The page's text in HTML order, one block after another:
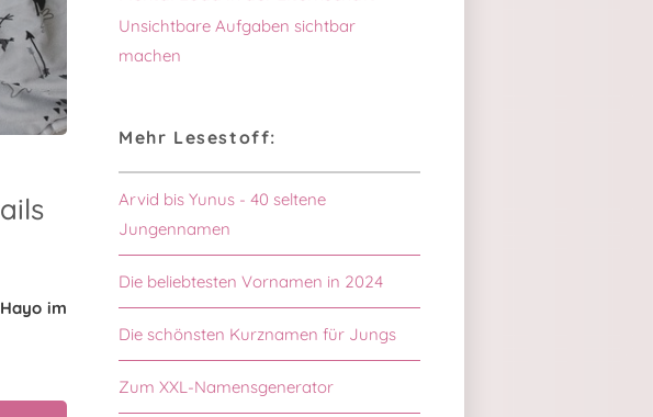
im
Unsichtbare Aufgaben sichtbar
machen
Mehr Lesestoff:
Arvid bis Yunus - 40 seltene
Jungennamen
Die beliebtesten Vornamen in 2024
Die schönsten Kurznamen für Jungs
Zum XXL-Namensgenerator